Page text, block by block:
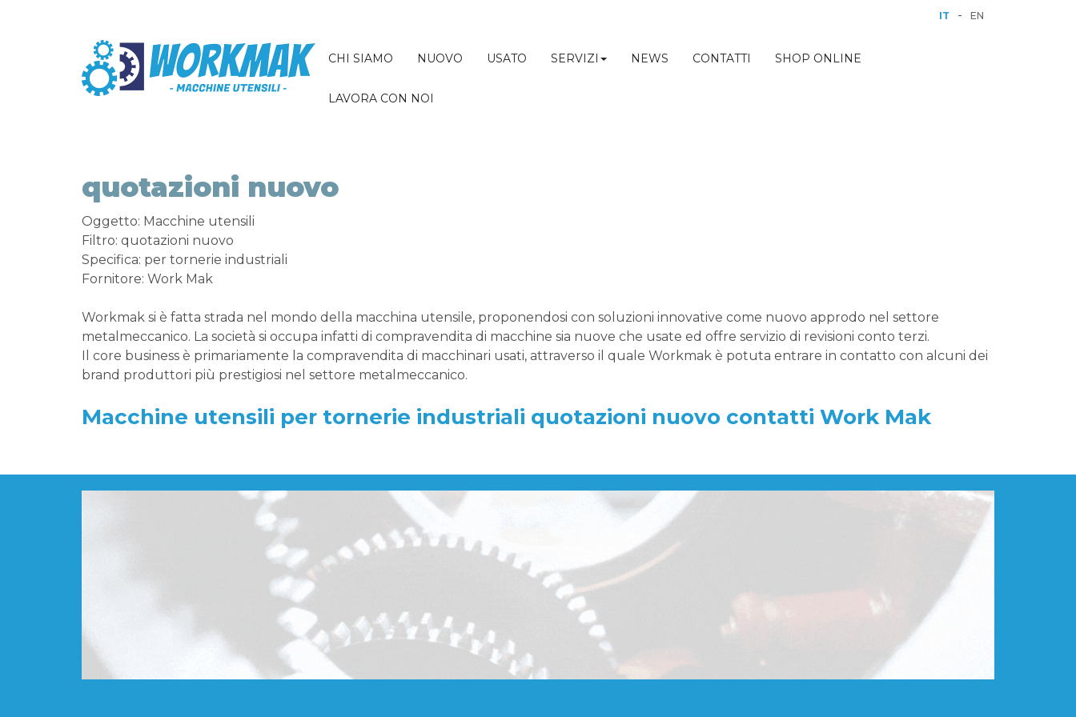
IT - EN
CHI SIAMO NUOVO USATO SERVIZI NEWS CONTATTI SHOP ONLINE
LAVORA CON NOI
quotazioni nuovo
Oggetto: Macchine utensili
Filtro: quotazioni nuovo
Specifica: per tornerie industriali
Fornitore: Work Mak
Workmak si è fatta strada nel mondo della macchina utensile, proponendosi con soluzioni innovative come nuovo approdo nel settore
metalmeccanico. La società si occupa infatti di compravendita di macchine sia nuove che usate ed offre servizio di revisioni conto terzi.
Il core business è primariamente la compravendita di macchinari usati, attraverso il quale Workmak è potuta entrare in contatto con alcuni dei
brand produttori più prestigiosi nel settore metalmeccanico.
Macchine utensili per tornerie industriali quotazioni nuovo contatti Work Mak